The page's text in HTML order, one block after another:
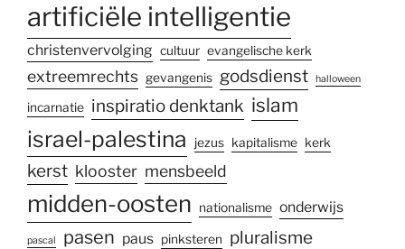
artificiële intelligentie
christenvervolging cultuur evangelische kerk
extreemrechts gevangenis godsdienst halloween
incarnatie inspiratio denktank islam
israel-palestina jezus kapitalisme kerk
kerst klooster mensbeeld
midden-oosten nationalisme onderwijs
pascal pasen paus pinksteren pluralisme